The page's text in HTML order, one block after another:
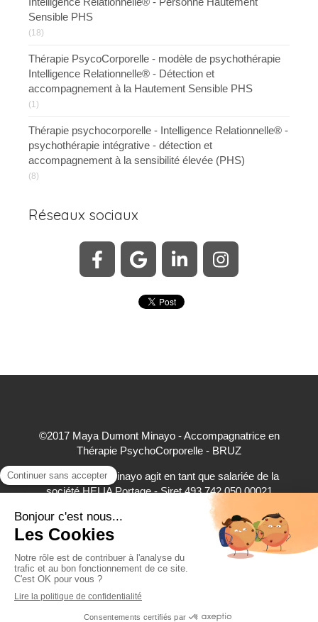
Sensible PHS
(18)
Thérapie PsycoCorporelle - modèle de psychothérapie
Intelligence Relationnelle® - Détection et
accompagnement à la Hautement Sensible PHS
(1)
Thérapie psychocorporelle - Intelligence Relationnelle® -
psychothérapie intégrative - détection et
accompagnement à la sensibilité élevée (PHS)
(8)
Réseaux sociaux
©2017 Maya Dumont Minayo - Accompagnatrice en
Thérapie PsychoCorporelle - BRUZ
Maya Dumont Minayo agit en tant que salariée de la
société HELIA Portage - Siret 493 742 050 00021
accepte à ce titre les règlements par carte bancaire,
virement bancaire et espèces
Création et référencement du site par Simplébo